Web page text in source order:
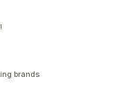
brands